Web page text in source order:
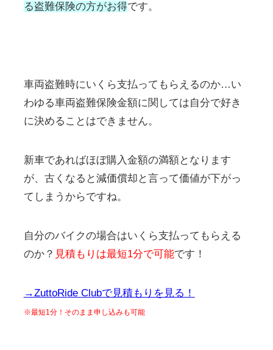
る盗難保険の方がお得です。
車両盗難時にいくら支払ってもらえるのか…い
わゆる車両盗難保険金額に関しては自分で好き
に決めることはできません。
新車であればほぼ購入金額の満額となります
が、古くなると減価償却と言って価値が下がっ
てしまうからですね。
自分のバイクの場合はいくら支払ってもらえる
のか？ 見積もりは最短1分で可能です！
→ZuttoRide Clubで見積もりを見る！
※最短1分！そのまま申し込みも可能